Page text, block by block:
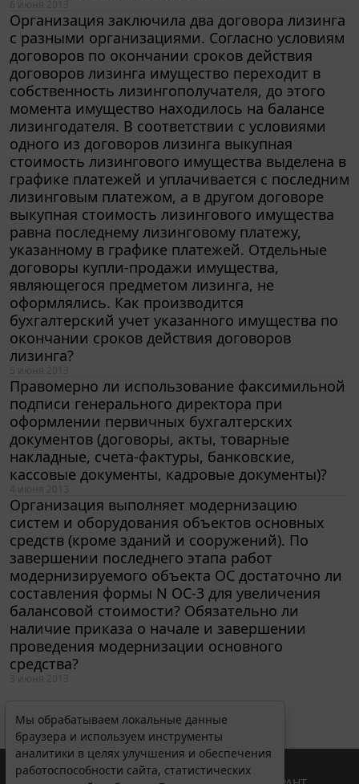
Организация заключила два договора лизинга
с разными организациями. Согласно условиям
договоров по окончании сроков действия
договоров лизинга имущество переходит в
собственность лизингополучателя, до этого
момента имущество находилось на балансе
лизингодателя. В соответствии с условиями
одного из договоров лизинга выкупная
стоимость лизингового имущества выделена в
графике платежей и уплачивается с последним
лизинговым платежом, а в другом договоре
выкупная стоимость лизингового имущества
равна последнему лизинговому платежу,
указанному в графике платежей. Отдельные
договоры купли-продажи имущества,
являющегося предметом лизинга, не
оформлялись. Как производится
бухгалтерский учет указанного имущества по
окончании сроков действия договоров
лизинга?
Правомерно ли использование факсимильной
подписи генерального директора при
оформлении первичных бухгалтерских
документов (договоры, акты, товарные
накладные, счета-фактуры, банковские,
кассовые документы, кадровые документы)?
Организация выполняет модернизацию
систем и оборудования объектов основных
средств (кроме зданий и сооружений). По
завершении последнего этапа работ
модернизируемого объекта ОС достаточно ли
составления формы N ОС-3 для увеличения
балансовой стоимости? Обязательно ли
наличие приказа о начале и завершении
проведения модернизации основного
средства?
Мы обрабатываем локальные данные
браузера и используем инструменты
аналитики в целях улучшения и обеспечения
работоспособности сайта, статистических
исследований и обзоров. Вы можете
ознакомьтесь с условиями их обработки
Принять